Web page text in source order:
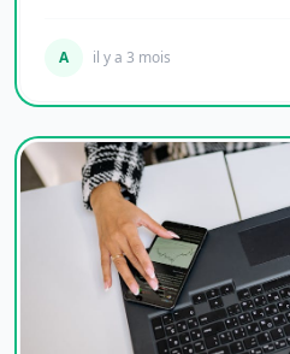
A il y a 3 mois